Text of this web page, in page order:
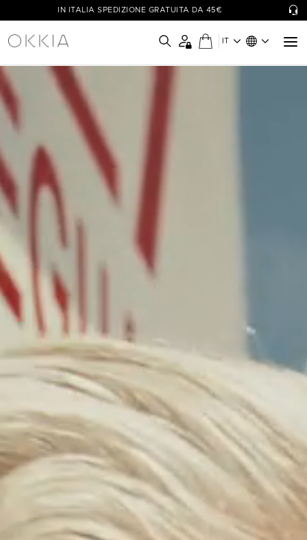
IN ITALIA SPEDIZIONE GRATUITA DA 45€
IT
OKKIA - Simply Wow!
Le collezioni di occhiali OKKIA sono pensate per il benessere di
ognuno, coniugando funzionalità a design unici e colori vivaci.